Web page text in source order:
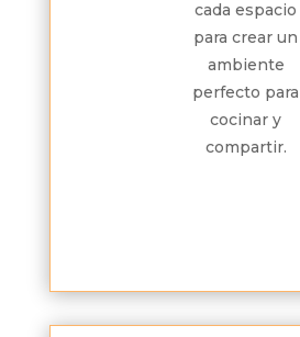
cada espacio
para crear un
ambiente
perfecto para
cocinar y
compartir.